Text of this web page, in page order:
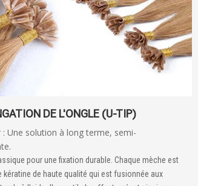
DE L'ONGLE (U-TIP)
: Une solution à long terme, semi-
pour une fixation durable. Chaque mèche est
kératine de haute qualité qui est fusionnée aux